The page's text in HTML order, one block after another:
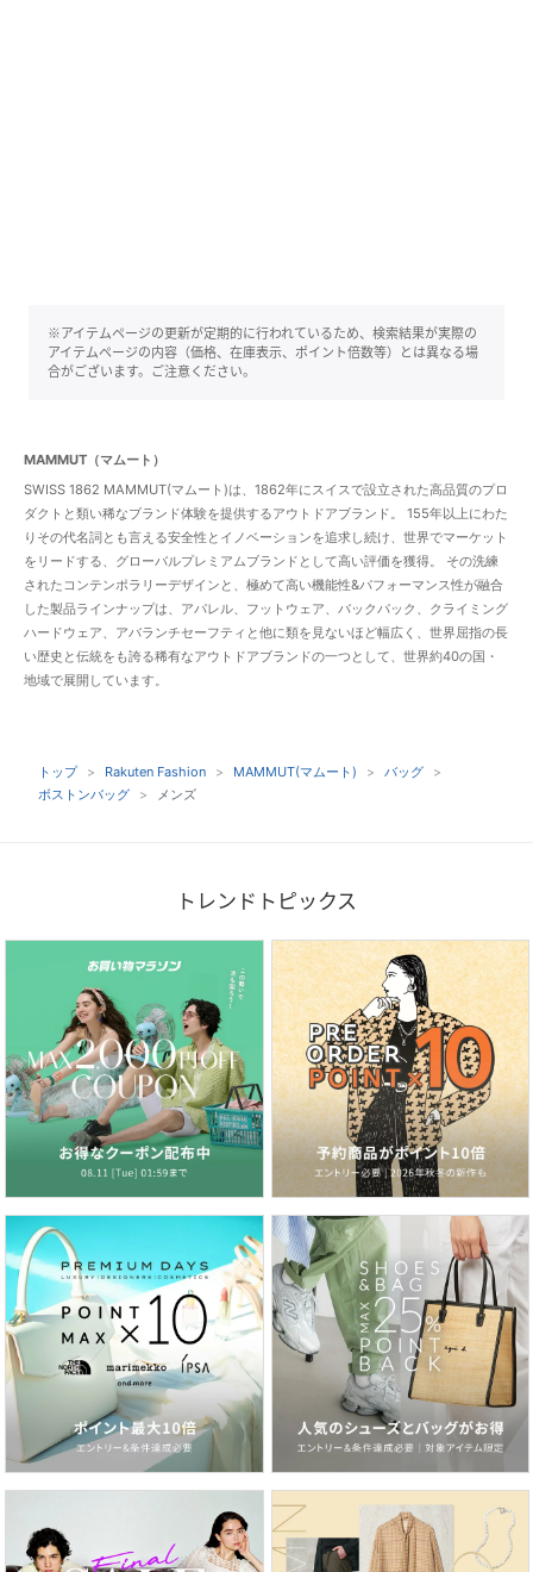
※アイテムページの更新が定期的に行われているため、検索結果が実際の
アイテムページの内容（価格、在庫表示、ポイント倍数等）とは異なる場
合がございます。ご注意ください。
MAMMUT（マムート）
SWISS 1862 MAMMUT(マムート)は、1862年にスイスで設立された高品質のプロ
ダクトと類い稀なブランド体験を提供するアウトドアブランド。 155年以上にわた
りその代名詞とも言える安全性とイノベーションを追求し続け、世界でマーケット
をリードする、グローバルプレミアムブランドとして高い評価を獲得。 その洗練
されたコンテンポラリーデザインと、極めて高い機能性&パフォーマンス性が融合
した製品ラインナップは、アパレル、フットウェア、バックパック、クライミング
ハードウェア、アバランチセーフティと他に類を見ないほど幅広く、世界屈指の長
い歴史と伝統をも誇る稀有なアウトドアブランドの一つとして、世界約40の国・
地域で展開しています。
トップ Rakuten Fashion MAMMUT(マムート)
バッグ
ボストンバッグ
メンズ
トレンドトピックス